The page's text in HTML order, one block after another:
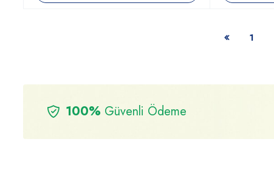
1
100% Güvenli Ödeme